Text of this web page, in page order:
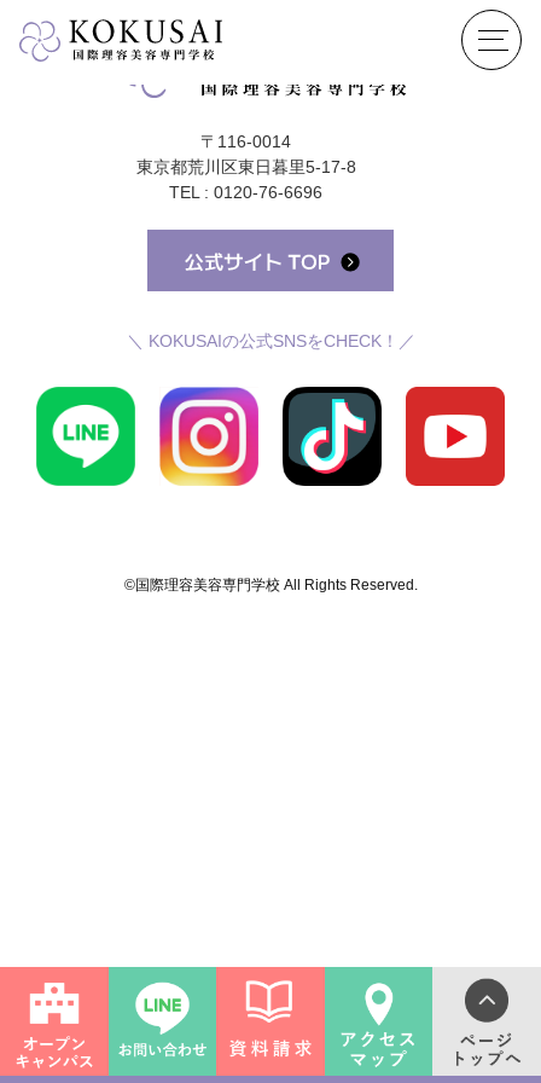
〒116-0014
東京都荒川区東日暮里5-17-8
TEL : 0120-76-6696
＼ KOKUSAIの公式SNSをCHECK！／
©国際理容美容専門学校 All Rights Reserved.